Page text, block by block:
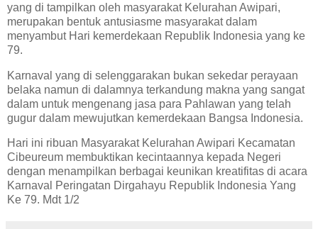
yang di tampilkan oleh masyarakat Kelurahan Awipari,
merupakan bentuk antusiasme masyarakat dalam
menyambut Hari kemerdekaan Republik Indonesia yang ke
79.
Karnaval yang di selenggarakan bukan sekedar perayaan
belaka namun di dalamnya terkandung makna yang sangat
dalam untuk mengenang jasa para Pahlawan yang telah
gugur dalam mewujutkan kemerdekaan Bangsa Indonesia.
Hari ini ribuan Masyarakat Kelurahan Awipari Kecamatan
Cibeureum membuktikan kecintaannya kepada Negeri
dengan menampilkan berbagai keunikan kreatifitas di acara
Karnaval Peringatan Dirgahayu Republik Indonesia Yang
Ke 79. Mdt 1/2